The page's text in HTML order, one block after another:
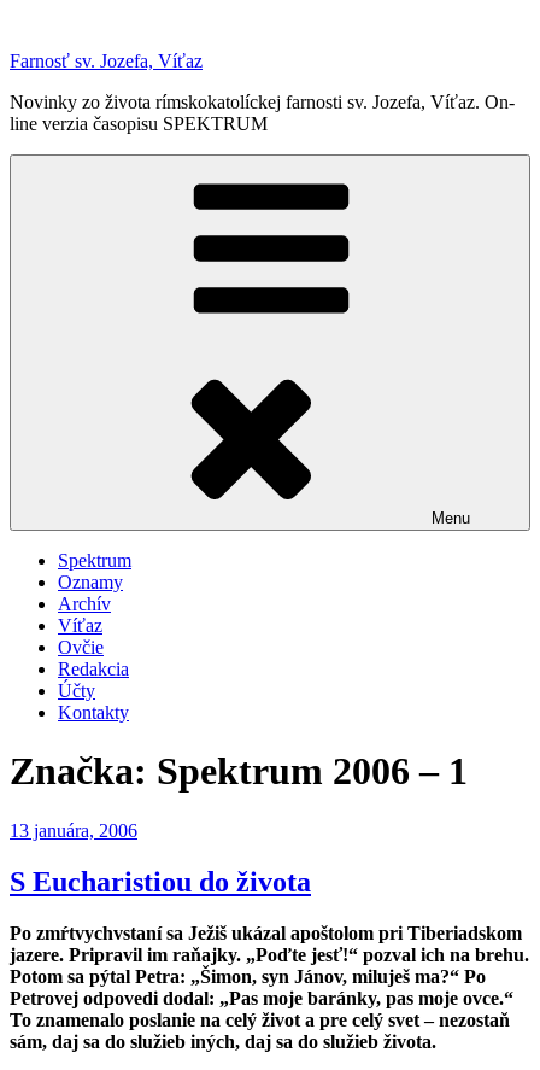
obsah
Farnosť sv. Jozefa, Víťaz
Novinky zo života rímskokatolíckej farnosti sv. Jozefa, Víťaz. On-
line verzia časopisu SPEKTRUM
Menu
Spektrum
Oznamy
Archív
Víťaz
Ovčie
Redakcia
Účty
Kontakty
Značka: Spektrum 2006 – 1
Publikované
13 januára, 2006
S Eucharistiou do života
Po zmŕtvychvstaní sa Ježiš ukázal apoštolom pri Tiberiadskom
jazere. Pripravil im raňajky. „Poďte jesť!“ pozval ich na brehu.
Potom sa pýtal Petra: „Šimon, syn Jánov, miluješ ma?“ Po
Petrovej odpovedi dodal: „Pas moje baránky, pas moje ovce.“
To znamenalo poslanie na celý život a pre celý svet – nezostaň
sám, daj sa do služieb iných, daj sa do služieb života.